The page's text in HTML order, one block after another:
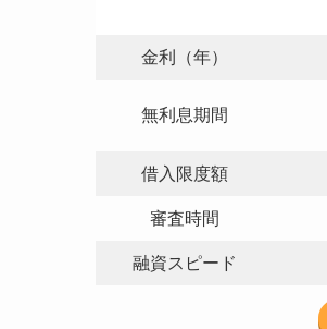
金利（年）
無利息期間
借入限度額
審査時間
融資スピード